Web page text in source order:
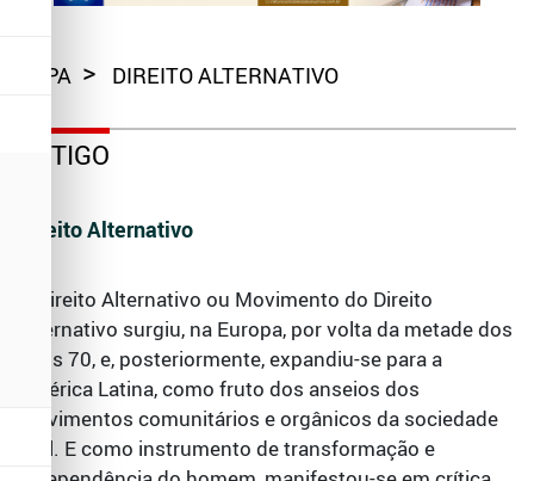
CAPA DIREITO ALTERNATIVO
ARTIGO
Direito Alternativo
O Direito Alternativo ou Movimento do Direito
Alternativo surgiu, na Europa, por volta da metade dos
anos 70, e, posteriormente, expandiu-se para a
América Latina, como fruto dos anseios dos
movimentos comunitários e orgânicos da sociedade
civil. E como instrumento de transformação e